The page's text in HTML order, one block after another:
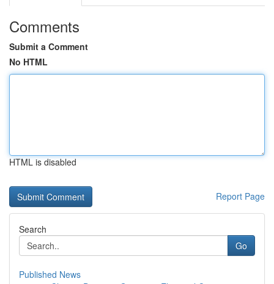
Comments
Submit a Comment
No HTML
HTML is disabled
Report Page
Search
Go
Published News